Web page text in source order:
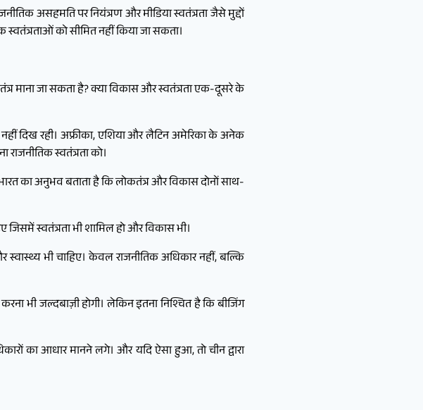
असहमति पर नियंत्रण और मीडिया स्वतंत्रता जैसे मुद्दों
को सीमित नहीं किया जा सकता।
माना जा सकता है? क्या विकास और स्वतंत्रता एक-दूसरे के
दिख रही। अफ्रीका, एशिया और लैटिन अमेरिका के अनेक
स्वतंत्रता को।
का अनुभव बताता है कि लोकतंत्र और विकास दोनों साथ-
जिसमें स्वतंत्रता भी शामिल हो और विकास भी।
स्वास्थ्य भी चाहिए। केवल राजनीतिक अधिकार नहीं, बल्कि
भी जल्दबाज़ी होगी। लेकिन इतना निश्चित है कि बीजिंग
का आधार मानने लगे। और यदि ऐसा हुआ, तो चीन द्वारा